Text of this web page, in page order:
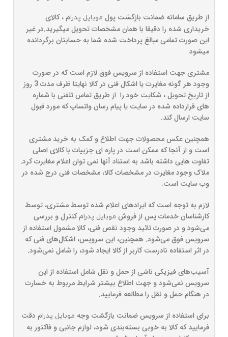
از طریق سامانه ضمانت بازگشت پول موبایل پدرام ، کالای
خریداری شده را دقیقا با همان مشخصات تحویل میگیرید.در غیر
این صورت تمامی مبالغ پرداخت شده شما به حسابتان برگردانده
میشود
مشتری جهت استفاده از سرویس فوق لازم است که در صورت
وجود هر گونه مغایرت یا اشکال فنی در کالا نهایتا ظرف مدت 3 روز
از تاریخ تحویل ، شکایت خود را از طریق تماس تلفنی با شماره
های قرارداده شده در سایت یا پیام رسان واتساپ که مورد قبول
سایت ارسال کند.
همچنین عکس محصولات جهت اطلاع و کمک به خرید مشتری
است و از آنجا که ممکن است در پاره ای جزییات با کالای اصلی
تفاوت هایی داشته باشد به استناد آنها نمی توان اعلام مغایرت کرد.
ملاک وجود مغایرت در مشخصات کالا، مشخصات فنی درج شده در
وب سایت است.
لازم به توجه است که ایرادهای اعلام شده توسط مشتری، توسط
کارشناسان خدمات پس از فروش موبایل پدرامکنترل و بررسی
می‏‌شود و در صورت تائید وجود نقص فنی، کالا مشمول استفاده از
سرویس فوق می‏‌شود. همچنین، این سرویس، اشکال‏‌های فنی که
در اثر استفاده نادرست کاربر از کالا ایجاد شود، را شامل نمی‌‏شود.
آسیب‏‌های فیزیکی ناشی از حمل و نقل شامل استفاده از این
سرویس نمی‏‌شود و جهت اطلاع بیشتر شرایط مربوط به خسارت
در هنگام حمل و نقل را مطالعه فرمایید.
برای استفاده از سرویس ضمانت بازگشت وجه موبایل پدرام دقت
فرمایید که کالا به ‏خوبی بسته‌بندی شود، لوازم جانبی و فاکتور به